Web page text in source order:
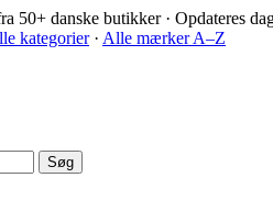
50+ danske butikker · Opdateres
kategorier· Alle mærker A–Z
Søg